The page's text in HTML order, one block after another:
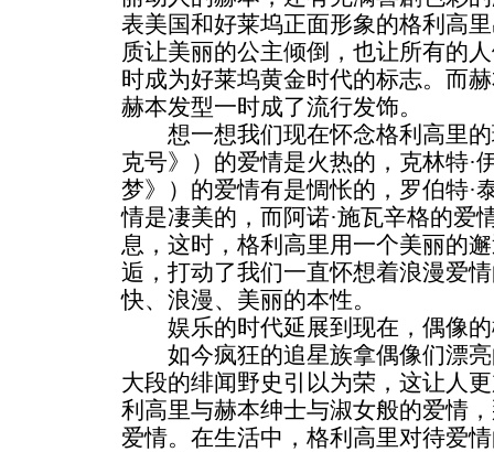
表美国和好莱坞正面形象的格利高
质让美丽的公主倾倒，也让所有的
时成为好莱坞黄金时代的标志。而
赫本发型一时成了流行发饰。
想一想我们现在怀念格利高里的
克号》）的爱情是火热的，克林特·
梦》）的爱情有是惆怅的，罗伯特·
情是凄美的，而阿诺·施瓦辛格的爱
息，这时，格利高里用一个美丽的
逅，打动了我们一直怀想着浪漫爱
快、浪漫、美丽的本性。
娱乐的时代延展到现在，偶像的
如今疯狂的追星族拿偶像们漂亮
大段的绯闻野史引以为荣，这让人
利高里与赫本绅士与淑女般的爱情
爱情。在生活中，格利高里对待爱